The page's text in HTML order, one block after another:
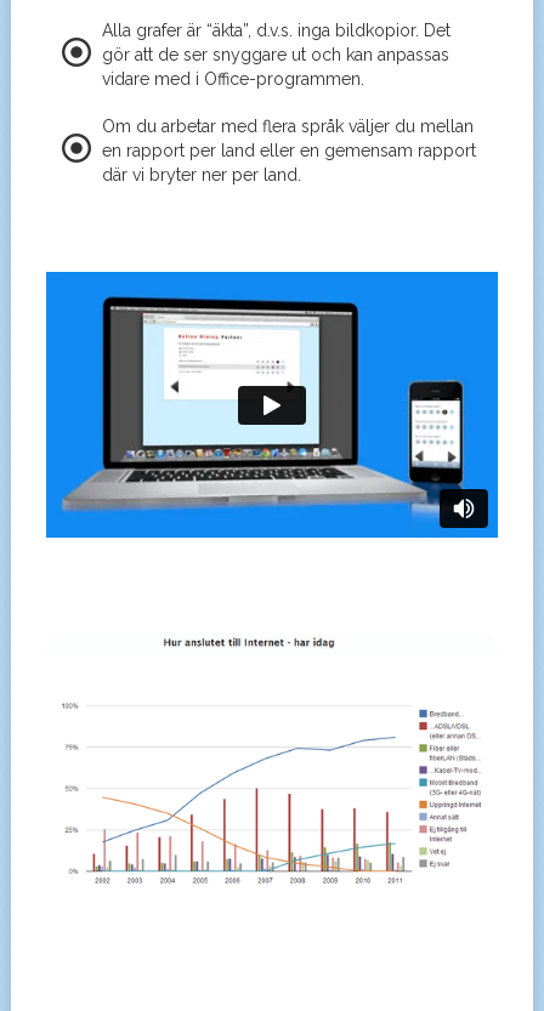
Alla grafer är “äkta”, d.v.s. inga bildkopior. Det
gör att de ser snyggare ut och kan anpassas
vidare med i Office-programmen.
Om du arbetar med flera språk väljer du mellan
en rapport per land eller en gemensam rapport
där vi bryter ner per land.